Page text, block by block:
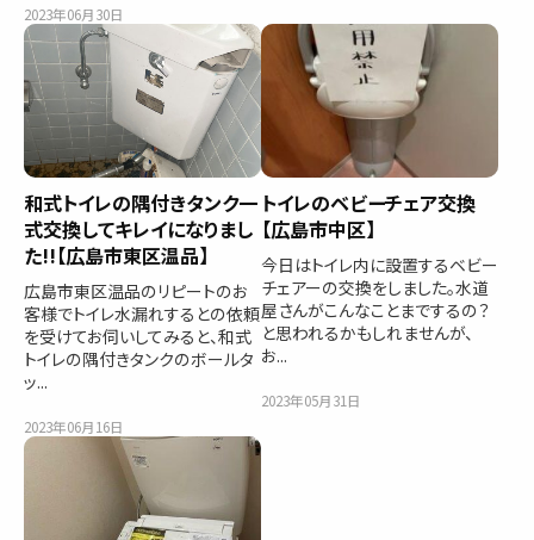
2023年06月30日
和式トイレの隅付きタンク一
式交換してキレイになりまし
た!!【広島市東区温品】
広島市東区温品のリピートのお
客様でトイレ水漏れするとの依頼
を受けてお伺いしてみると、和式
トイレの隅付きタンクのボールタ
ッ...
2023年06月16日
トイレのベビーチェア交換
【広島市中区】
今日はトイレ内に設置するベビー
チェアーの交換をしました。水道
屋さんがこんなことまでするの？
と思われるかもしれませんが、
お...
2023年05月31日